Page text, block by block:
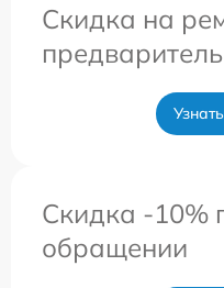
Скидка на
Скидка -10%
обращении